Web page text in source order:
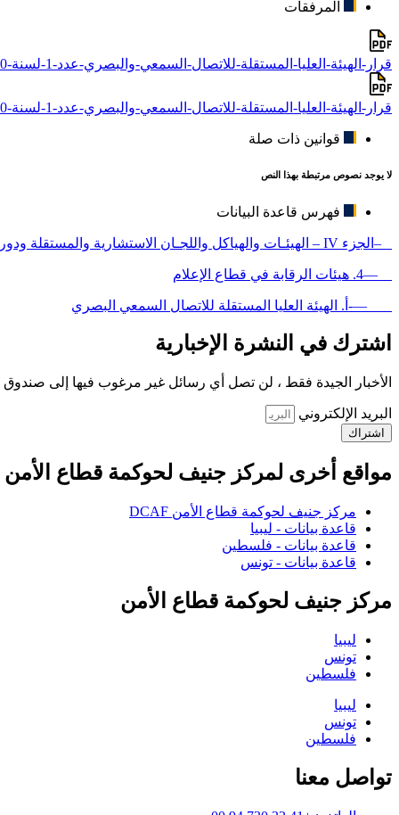
المرفقات
قرار-الهيئة-العليا-المستقلة-للاتصال-السمعي-والبصري-عدد-1-لسنة-2020-مؤرخ-في-13-جانفي-2020.docx
قرار-الهيئة-العليا-المستقلة-للاتصال-السمعي-والبصري-عدد-1-لسنة-2020-مؤرخ-في-13-جانفي-2020.pdf
قوانين ذات صلة
لا يوجد نصوص مرتبطة بهذا النص
فهرس قاعدة البيانات
–الجزء IV – الهيئـات والهياكل واللجـان الاستشارية والمستقلة ودورها في رقابة قطاع الأمن
—4. هيئات الرقابة في قطاع الإعلام
—-أ. الهيئة العليا المستقلة للاتصال السمعي البصري
اشترك في النشرة الإخبارية
الأخبار الجيدة فقط ، لن تصل أي رسائل غير مرغوب فيها إلى صندوق
البريد الإلكتروني
اشتراك
مواقع أخرى لمركز جنيف لحوكمة قطاع الأمن
مركز جنيف لحوكمة قطاع الأمن DCAF
قاعدة بيانات - ليبيا
قاعدة بيانات - فلسطين
قاعدة بيانات - تونس
مركز جنيف لحوكمة قطاع الأمن
ليبيا
تونس
فلسطين
ليبيا
تونس
فلسطين
تواصل معنا